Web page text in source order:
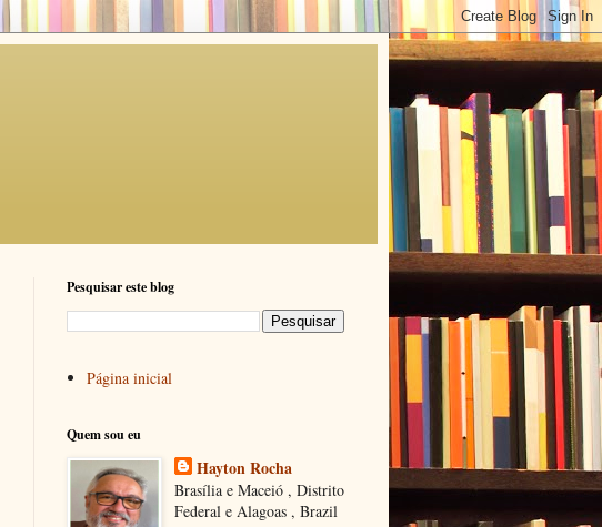
Pesquisar este blog
Página inicial
Quem sou eu
Hayton Rocha
Brasília e Maceió , Distrito
Federal e Alagoas , Brazil